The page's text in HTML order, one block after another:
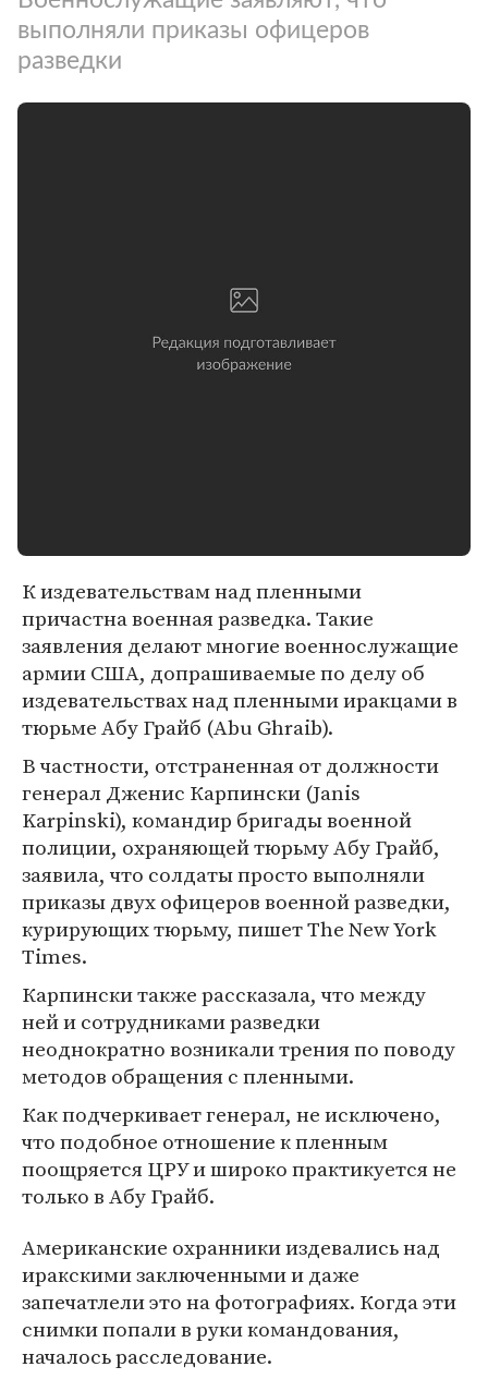
выполняли приказы офицеров
разведки
К издевательствам над пленными
причастна военная разведка. Такие
заявления делают многие военнослужащие
армии США, допрашиваемые по делу об
издевательствах над пленными иракцами в
тюрьме Абу Грайб (Abu Ghraib).
В частности, отстраненная от должности
генерал Дженис Карпински (Janis
Karpinski), командир бригады военной
полиции, охраняющей тюрьму Абу Грайб,
заявила, что солдаты просто выполняли
приказы двух офицеров военной разведки,
курирующих тюрьму, пишет The New York
Times.
Карпински также рассказала, что между
ней и сотрудниками разведки
неоднократно возникали трения по поводу
методов обращения с пленными.
Как подчеркивает генерал, не исключено,
что подобное отношение к пленным
поощряется ЦРУ и широко практикуется не
только в Абу Грайб.
Американские охранники издевались над
иракскими заключенными и даже
запечатлели это на фотографиях. Когда эти
снимки попали в руки командования,
началось расследование.